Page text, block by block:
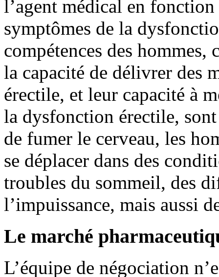
l’agent médical en
symptômes de la
compétences des hommes,
la capacité de délivrer des
érectile, et leur capacité à
la dysfonction érectile,
de fumer le cerveau, les
se déplacer dans des
troubles du sommeil, des
l’impuissance, mais aussi
Le marché
L’équipe de négociation